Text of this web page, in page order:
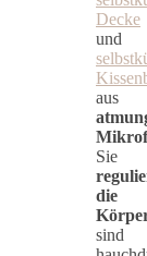
Decke
und
aus
Sie
die
sind